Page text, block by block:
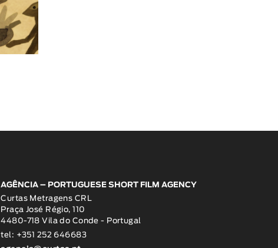
AGÊNCIA – PORTUGUESE SHORT FILM AGENCY
Curtas Metragens CRL
Praça José Régio, 110
4480-718 Vila do Conde - Portugal
tel: +351 252 646683